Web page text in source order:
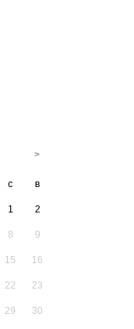
с в
1 2
8 9
15 16
22 23
29 30